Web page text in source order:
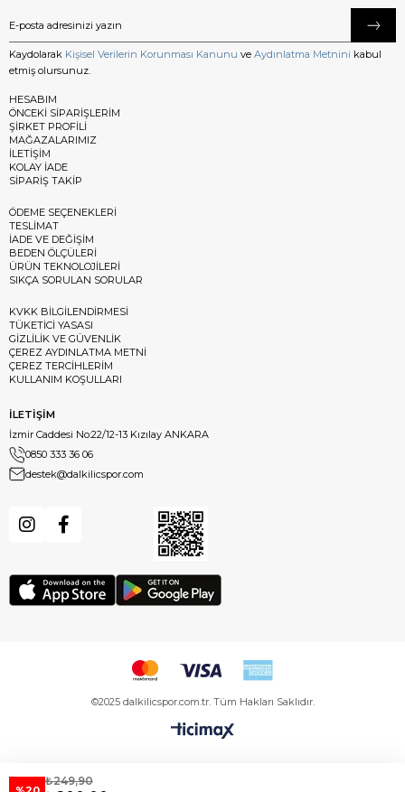
Kaydolarak Kişisel Verilerin Korunması Kanunu ve Aydınlatma Metnini kabul
etmiş olursunuz.
HESABIM
ÖNCEKİ SİPARİŞLERİM
ŞİRKET PROFİLİ
MAĞAZALARIMIZ
İLETİŞİM
KOLAY İADE
SİPARİŞ TAKİP
ÖDEME SEÇENEKLERİ
TESLİMAT
İADE VE DEĞİŞİM
BEDEN ÖLÇÜLERİ
ÜRÜN TEKNOLOJİLERİ
SIKÇA SORULAN SORULAR
KVKK BİLGİLENDİRMESİ
TÜKETİCİ YASASI
GİZLİLİK VE GÜVENLİK
ÇEREZ AYDINLATMA METNİ
ÇEREZ TERCİHLERİM
KULLANIM KOŞULLARI
İLETİŞİM
İzmir Caddesi No:22/12-13 Kızılay ANKARA
0850 333 36 06
destek@dalkilicspor.com
©2025 dalkilicspor.com.tr. Tüm Hakları Saklıdır.
₺249,90